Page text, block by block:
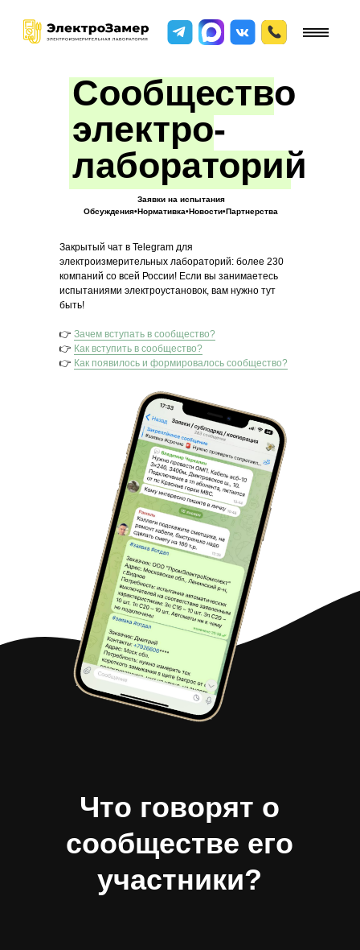
Закрытый чат в Telegram для
электроизмерительных лабораторий: более 230
компаний со всей России! Если вы занимаетесь
испытаниями электроустановок, вам нужно тут
быть!
👉 Зачем вступать в сообщество?
👉 Как вступить в сообщество?
👉 Как появилось и формировалось сообщество?
Сообщество
электро-
лабораторий
Заявки на испытания
Обсуждения•Нормативка•Новости•Партнерства
Что говорят о
сообществе его
участники?